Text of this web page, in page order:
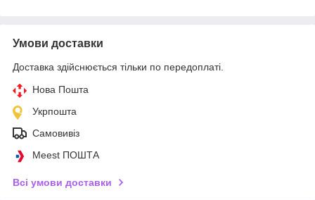
Умови доставки
Доставка здійснюється тільки по передоплаті.
Нова Пошта
Укрпошта
Самовивіз
Meest ПОШТА
Всі умови доставки